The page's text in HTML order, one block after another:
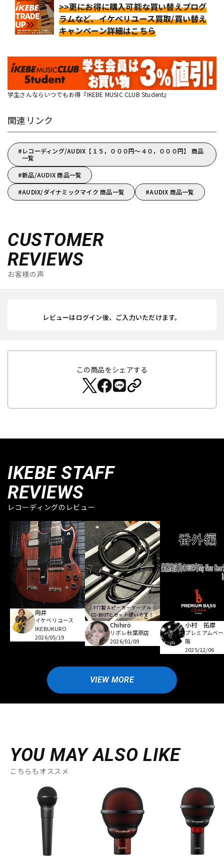
>>更にお得に購入可能な買い替えプログ
ラムなど、イケベリユース買取/買い替え
キャンペーン詳細はこちら
学生さんならいつでもお得『IKEBE MUSIC CLUB Student』
関連リンク
レコーディング/AUDIX【１５，０００円～４０，０００円】 商品
一覧
新品/AUDIX 商品一覧
AUDIX/ダイナミックマイク 商品一覧
AUDIX 商品一覧
CUSTOMER
REVIEWS
お客様の声
レビューはログイン後、ご入力いただけます。
この商品をシェアする
IKEBE STAFF
REVIEWS
レコーディングのレビュー
向井
イケベリユース
IKEBUKURO
2026/05/19
Chihirö
リボレ秋葉原店
2026/01/09
小村 拓摩
プレミアムベ
阪
2025/12/06
VIEW MORE
YOU MAY ALSO LIKE
こちらもオススメ